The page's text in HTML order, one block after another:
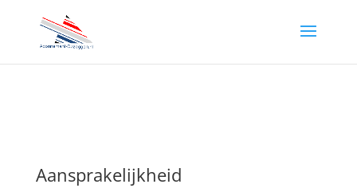
Aansprakelijkheid